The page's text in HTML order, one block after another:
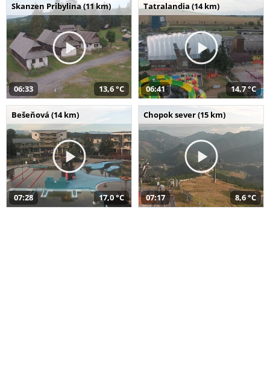
Skanzen Pribylina (11 km)
06:33 13,6 °C
Tatralandia (14 km)
06:41 14,7 °C
Bešeňová (14 km)
07:28 17,0 °C
Chopok sever (15 km)
07:17 8,6 °C